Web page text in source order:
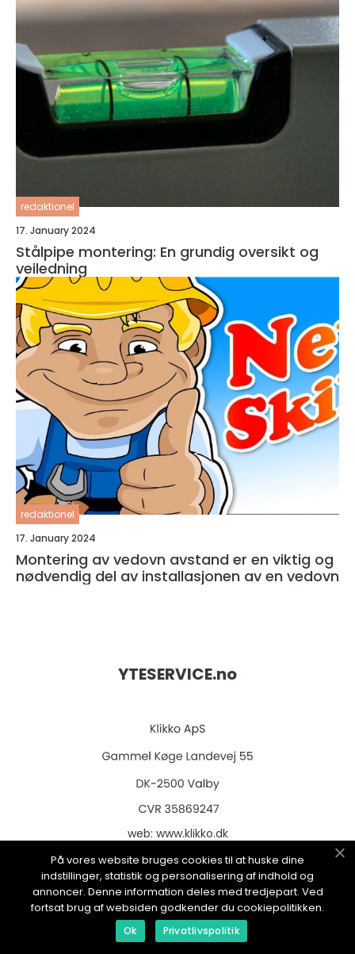
redaktionel
17. January 2024
Stålpipe montering: En grundig oversikt og
veiledning
redaktionel
17. January 2024
Montering av vedovn avstand er en viktig og
nødvendig del av installasjonen av en vedovn
YTESERVICE.no
web: www.klikko.dk
Menu
På vores website bruges cookies til at huske dine
indstillinger, statistik og personalisering af indhold og
annoncer. Denne information deles med tredjepart. Ved
fortsat brug af websiden godkender du cookiepolitikken.
Ok Privatlivspolitik